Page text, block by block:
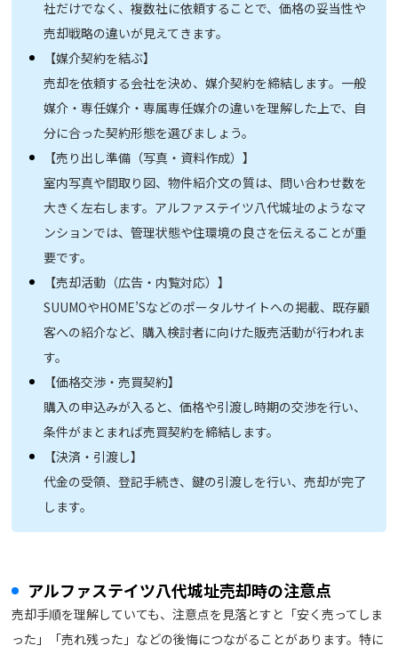
社だけでなく、複数社に依頼することで、価格の妥当性や
売却戦略の違いが見えてきます。
【媒介契約を結ぶ】
売却を依頼する会社を決め、媒介契約を締結します。一般
媒介・専任媒介・専属専任媒介の違いを理解した上で、自
分に合った契約形態を選びましょう。
【売り出し準備（写真・資料作成）】
室内写真や間取り図、物件紹介文の質は、問い合わせ数を
大きく左右します。アルファステイツ八代城址のようなマ
ンションでは、管理状態や住環境の良さを伝えることが重
要です。
【売却活動（広告・内覧対応）】
SUUMOやHOME’Sなどのポータルサイトへの掲載、既存顧
客への紹介など、購入検討者に向けた販売活動が行われま
す。
【価格交渉・売買契約】
購入の申込みが入ると、価格や引渡し時期の交渉を行い、
条件がまとまれば売買契約を締結します。
【決済・引渡し】
代金の受領、登記手続き、鍵の引渡しを行い、売却が完了
します。
アルファステイツ八代城址売却時の注意点
売却手順を理解していても、注意点を見落とすと「安く売ってしま
った」「売れ残った」などの後悔につながることがあります。特に